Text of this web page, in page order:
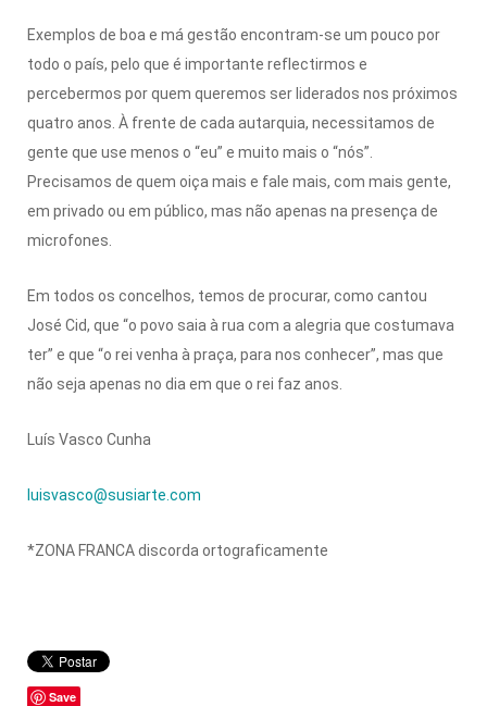
Exemplos de boa e má gestão encontram-se um pouco por
todo o país, pelo que é importante reflectirmos e
percebermos por quem queremos ser liderados nos próximos
quatro anos. À frente de cada autarquia, necessitamos de
gente que use menos o “eu” e muito mais o “nós”.
Precisamos de quem oiça mais e fale mais, com mais gente,
em privado ou em público, mas não apenas na presença de
microfones.
Em todos os concelhos, temos de procurar, como cantou
José Cid, que “o povo saia à rua com a alegria que costumava
ter” e que “o rei venha à praça, para nos conhecer”, mas que
não seja apenas no dia em que o rei faz anos.
Luís Vasco Cunha
luisvasco@susiarte.com
*ZONA FRANCA discorda ortograficamente
Save